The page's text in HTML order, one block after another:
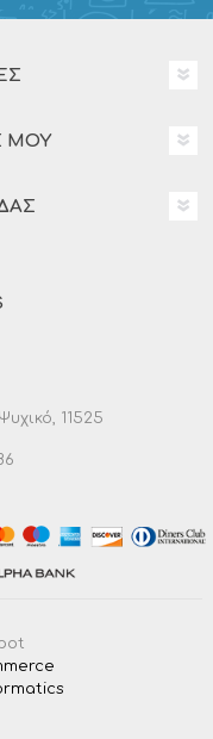
ΜΟΥ
11525